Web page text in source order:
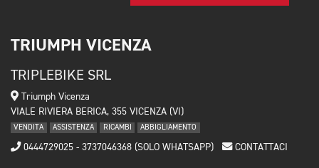
TRIUMPH VICENZA
TRIPLEBIKE SRL
Triumph Vicenza
VIALE RIVIERA BERICA, 355 VICENZA (VI)
VENDITA ASSISTENZA RICAMBI ABBIGLIAMENTO
0444729025 - 3737046368 (SOLO WHATSAPP) CONTATTACI